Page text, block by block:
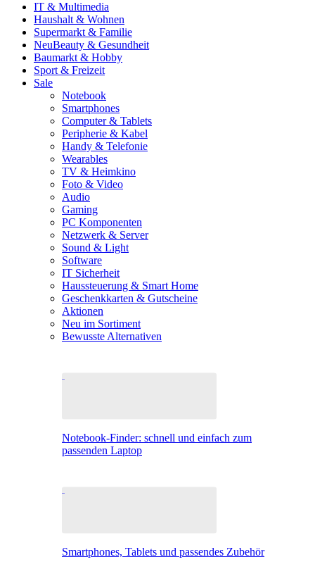
IT & Multimedia
Haushalt & Wohnen
Supermarkt & Familie
NeuBeauty & Gesundheit
Baumarkt & Hobby
Sport & Freizeit
Sale
Notebook
Smartphones
Computer & Tablets
Peripherie & Kabel
Handy & Telefonie
Wearables
TV & Heimkino
Foto & Video
Audio
Gaming
PC Komponenten
Netzwerk & Server
Sound & Light
Software
IT Sicherheit
Haussteuerung & Smart Home
Geschenkkarten & Gutscheine
Aktionen
Neu im Sortiment
Bewusste Alternativen
Notebook-Finder: schnell und einfach zum
passenden Laptop
Smartphones, Tablets und passendes Zubehör